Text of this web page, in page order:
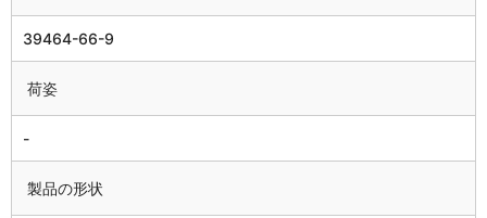
39464-66-9
荷姿
-
製品の形状